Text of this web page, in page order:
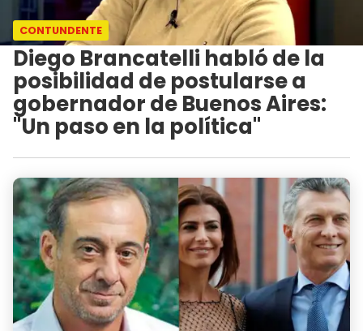
CONTUNDENTE
Diego Brancatelli habló de la
posibilidad de postularse a
gobernador de Buenos Aires:
"Un paso en la política"